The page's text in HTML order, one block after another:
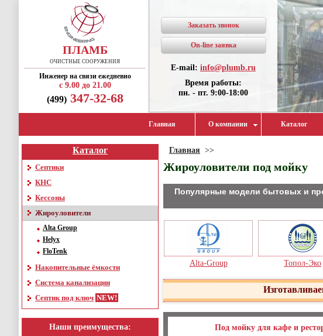
ПЛАМБ
ОЧИСТНЫЕ СООРУЖЕНИЯ
Инженер на связи ежедневно
с 9.00 до 21.00
(499)347-32-68
Заказать звонок
On-line заявка
E-mail: info@plumb.ru
Время работы:
пн. - пт. 9:00-18:00
Главная О компании Каталог
Каталог
Септики
КНС
Кессоны
Жироуловители
Alta Group
Helyx
FloTenk
Накопительные ёмкости
Система канализации
Септик под ключ
Наши преимущества:
Главная >>
Жироуловители под мойку
Популярные модели бытовых и
Alta-Group Топол-Эко
Под мойку для кафе и